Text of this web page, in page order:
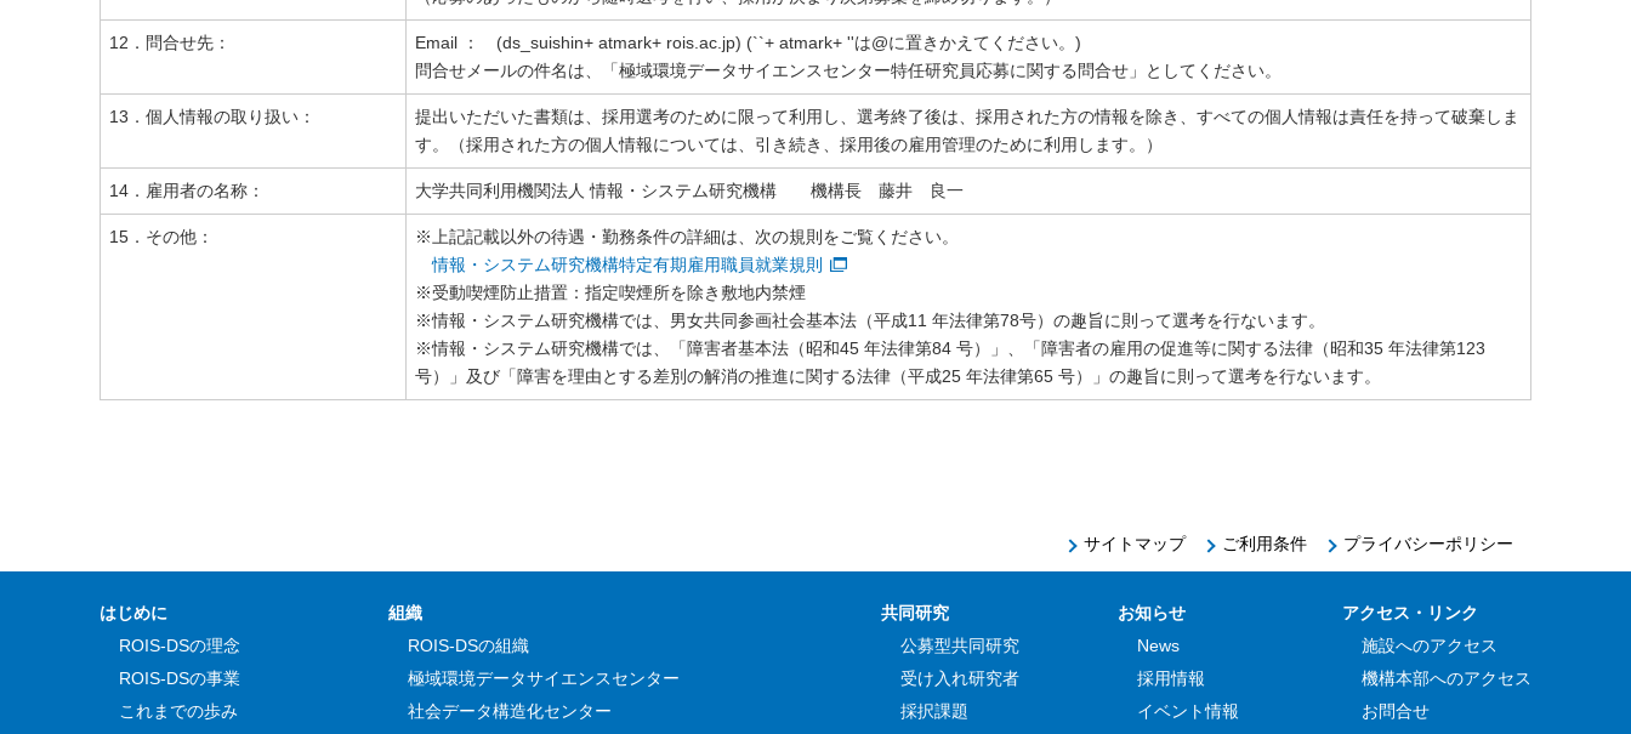
12．問合せ先：
Email ： (ds_suishin+ atmark+ rois.ac.jp) (``+ atmark+ ''は@に置きかえてください。)
問合せメールの件名は、「極域環境データサイエンスセンター特任研究員応募に関する問合せ」としてください。
13．個人情報の取り扱い：
提出いただいた書類は、採用選考のために限って利用し、選考終了後は、採用された方の情報を除き、すべての個人情報は責任を持って破棄しま
す。（採用された方の個人情報については、引き続き、採用後の雇用管理のために利用します。）
14．雇用者の名称： 大学共同利用機関法人 情報・システム研究機構 機構長 藤井 良一
15．その他：
※上記記載以外の待遇・勤務条件の詳細は、次の規則をご覧ください。
情報・システム研究機構特定有期雇用職員就業規則
※受動喫煙防止措置：指定喫煙所を除き敷地内禁煙
※情報・システム研究機構では、男女共同参画社会基本法（平成11 年法律第78号）の趣旨に則って選考を行ないます。
※情報・システム研究機構では、「障害者基本法（昭和45 年法律第84 号）」、「障害者の雇用の促進等に関する法律（昭和35 年法律第123
号）」及び「障害を理由とする差別の解消の推進に関する法律（平成25 年法律第65 号）」の趣旨に則って選考を行ないます。
サイトマップ ご利用条件 プライバシーポリシー
はじめに
ROIS-DSの理念
ROIS-DSの事業
これまでの歩み
組織
ROIS-DSの組織
極域環境データサイエンスセンター
社会データ構造化センター
共同研究
公募型共同研究
受け入れ研究者
採択課題
お知らせ
News
採用情報
イベント情報
アクセス・リンク
施設へのアクセス
機構本部へのアクセス
お問合せ